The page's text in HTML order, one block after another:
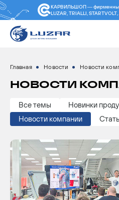
КАРВИЛЬШОП — фирменный
LUZAR, TRIALLI,
Главная Новости Новости
НОВОСТИ
Все темы
Новинки
Новости компании